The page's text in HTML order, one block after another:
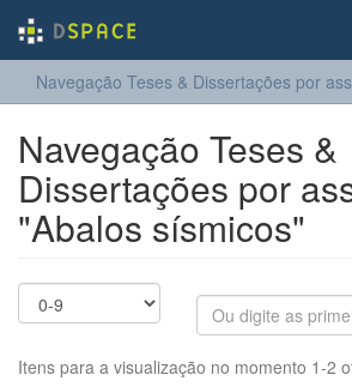
Navegação Teses & Dissertações por
Navegação Teses &
Dissertações por
"Abalos sísmicos"
Itens para a visualização no momento 1-2